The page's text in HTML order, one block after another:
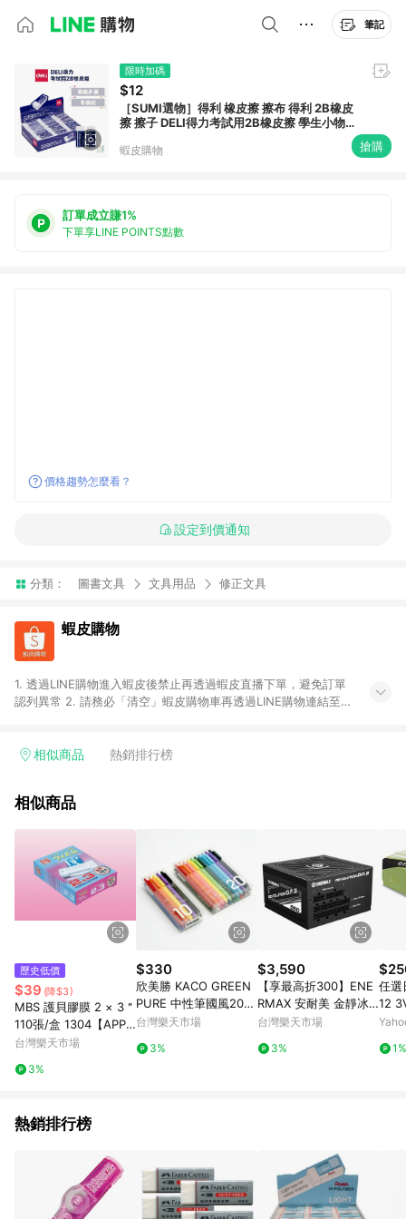
筆記
限時加碼
$12
［SUMI選物］得利 橡皮擦 擦布 得利 2B橡皮
擦 擦子 DELI得力考試用2B橡皮擦 學生小物
蝦皮購物 搶購
訂單成立賺1%
下單享LINE POINTS點數
價格趨勢怎麼看？
設定到價通知
分類： 圖書文具 文具用品 修正文具
蝦皮購物
1. 透過LINE購物進入蝦皮後禁止再透過蝦皮直播下單，避免訂單
認列異常 2. 請務必「清空」蝦皮購物車再透過LINE購物連結至蝦
易後，想下第二張訂單，請重新從LINE購物連結至蝦皮商店進行
後之最終金額進行計算。 6. 用戶需於同一瀏覽器進行交易（若自
會有攤提折抵導致訂單金額些微落差 9. 同一商品品項(即便不同
尺寸規格)，皆會計入同一筆返點上限進行計算 10. 蝦皮會將LINE
的導購跳轉紀錄與蝦皮的會員ID進行綁定，若後續七天內未透過
其他媒體來源導入蝦皮官網，則七天內於該蝦皮帳號下訂的首筆
訂單會被蝦皮認列為該LINE用戶導購跳轉時所成立之訂單。 11.
若同一用戶使用一個以上蝦皮帳號透過LINE購物進行導購，將可
能導致無法收到導購通知，亦可能無法收到點數，再請留意。 13.
請注意以下行為將可能導致無法取得 LINE POINTS 點數回饋資
格：使用非指定之途徑及方式完成交易，或經由蝦皮系統判斷點
擊路徑不符合回饋資格或規則者。 14. 若有贈點爭議，請務必於
訂單日期+60天以內進行洽詢確認；超過60天(含)以上進行申
訴，恕無法贈點回饋。需檢附蝦皮訂單完成、LINE購物訂單記
錄，如於LINE購物訂單紀錄已呈現：「非本次前往蝦皮商店之品
斷而無法進行 LINE Points 回饋 2.若購買過程中關閉蝦皮APP，
則需重新透過LINE購物前往蝦皮商城，否則無法進行LINE
續透過LINE購物前往至蝦皮商城將購物車結清，此方案將不列入
LINE Points 回饋 4.自 2018/10/24 起購買蝦皮拍賣商品，不符
合贈點資格 5. 透過LINE購物購買蝦皮站上「蝦皮推廣服務」之商
相似商品 熱銷排行榜
相似商品
歷史低價
$39 (降$3)
MBS 護貝膠膜 2 × 3＂
110張/盒 1304【APP
滿額下單10%點數(單一
1止
台灣樂天市場
3%
$330
欣美勝 KACO GREEN
PURE 中性筆國風20色
組 簡約復古中性筆 0.5
墨書寫流暢【APP滿額
台灣樂天市場
3%
$3,590
【享最高折300】ENE
RMAX 安耐美 金靜冰
核D.F. 2 REVOLUTIO
證電源供應器/ERS850
台灣樂天市場
3%
任選
12
1%
熱銷排行榜